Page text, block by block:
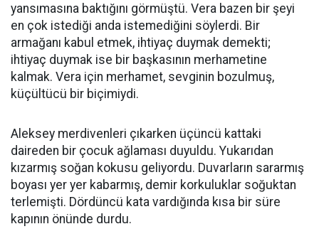
yansımasına baktığını görmüştü. Vera bazen bir şeyi
en çok istediği anda istemediğini söylerdi. Bir
armağanı kabul etmek, ihtiyaç duymak demekti;
ihtiyaç duymak ise bir başkasının merhametine
kalmak. Vera için merhamet, sevginin bozulmuş,
küçültücü bir biçimiydi.
Aleksey merdivenleri çıkarken üçüncü kattaki
daireden bir çocuk ağlaması duyuldu. Yukarıdan
kızarmış soğan kokusu geliyordu. Duvarların sararmış
boyası yer yer kabarmış, demir korkuluklar soğuktan
terlemişti. Dördüncü kata vardığında kısa bir süre
kapının önünde durdu.